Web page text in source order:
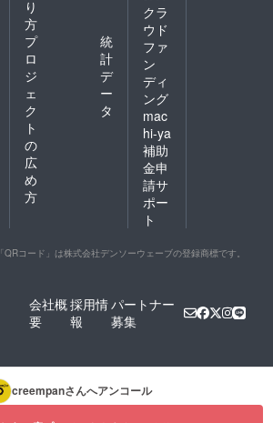
り
方
プ
ロ
ジ
ェ
ク
ト
の
広
め
方
統
計
デ
ー
タ
クラ
ウド
ファ
ン
ディ
ング
mac
hi-ya
補助
金申
請サ
ポー
ト
「QRコード」は株式会社デンソーウェーブの登録商標です。
会社概
要
採用情
報
パートナー
募集
creempanさんへアンコール